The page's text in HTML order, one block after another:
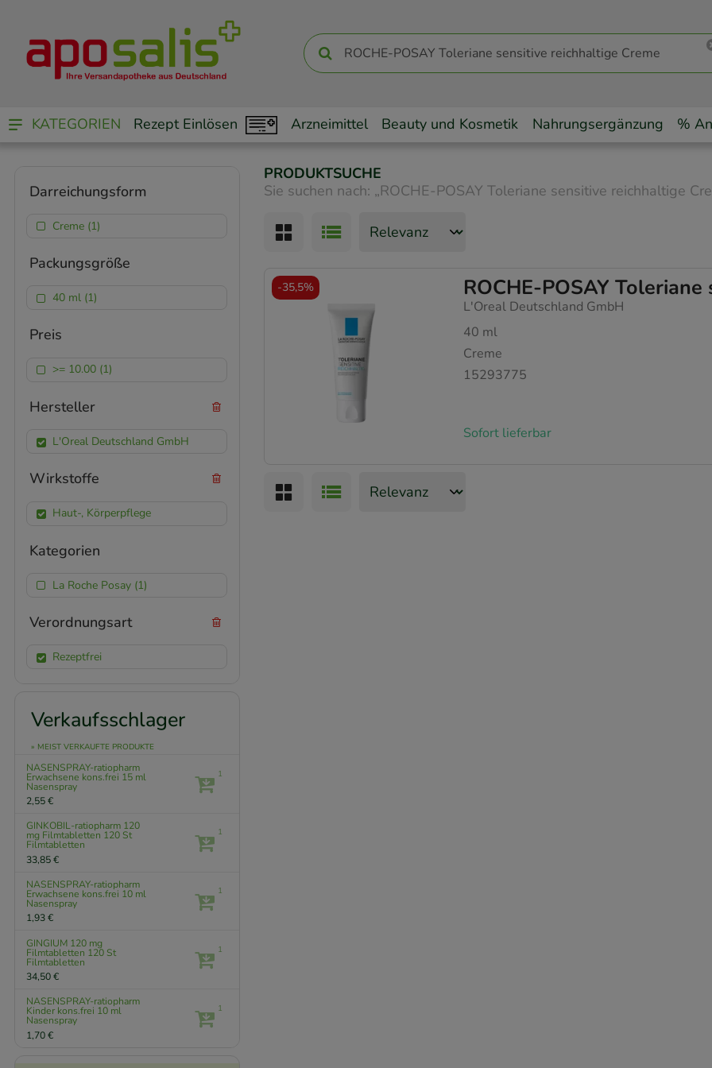
KATEGORIEN Rezept Einlösen Arzneimittel Beauty und Kosmetik Nahrungsergänzung %
PRODUKTSUCHE
Sie suchen nach: „ROCHE-POSAY Toleriane sensitive reichhaltige
ROCHE-POSAY
L'Oreal Deutschland GmbH
40 ml
Creme
15293775
Sofort lieferbar
-35,5%
Darreichungsform
Creme (1)
Packungsgröße
40 ml (1)
Preis
>= 10.00 (1)
Hersteller
L'Oreal Deutschland GmbH
Wirkstoffe
Haut-, Körperpflege
Kategorien
La Roche Posay (1)
Verordnungsart
Rezeptfrei
Verkaufsschlager
» MEIST VERKAUFTE PRODUKTE
NASENSPRAY-ratiopharm
Erwachsene kons.frei 15 ml
Nasenspray
2,55 €
1
GINKOBIL-ratiopharm 120
mg Filmtabletten 120 St
Filmtabletten
33,85 €
1
NASENSPRAY-ratiopharm
Erwachsene kons.frei 10 ml
Nasenspray
1,93 €
1
GINGIUM 120 mg
Filmtabletten 120 St
Filmtabletten
34,50 €
1
NASENSPRAY-ratiopharm
Kinder kons.frei 10 ml
Nasenspray
1,70 €
1